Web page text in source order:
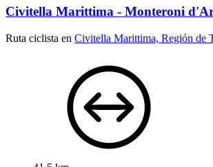
Civitella Marittima - Monteroni
Ruta ciclista en Civitella Marittima, Región de